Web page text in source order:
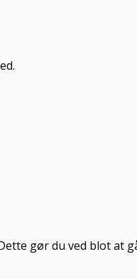
gør du ved blot at